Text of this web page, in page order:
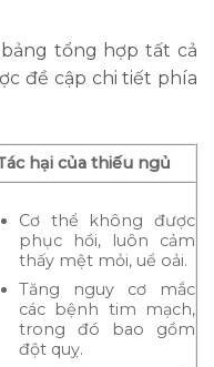
tổng hợp tất cả
đề cập chi tiết phía
hại của thiếu ngủ
Cơ thể không được
phục hồi, luôn cảm
thấy mệt mỏi, uể oải.
Tăng nguy cơ mắc
các bệnh tim mạch,
trong đó bao gồm
đột quỵ.